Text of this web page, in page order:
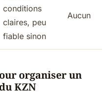
conditions
claires, peu
fiable sinon
Aucun
organiser un
KZN